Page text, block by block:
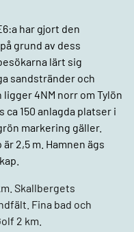
har gjort den
grund av dess
lärt sig
sandstränder och
4NM norr om Tylön
150 anlagda platser i
markering gäller.
2,5 m. Hamnen ägs
Skallbergets
Fina bad och
2 km.